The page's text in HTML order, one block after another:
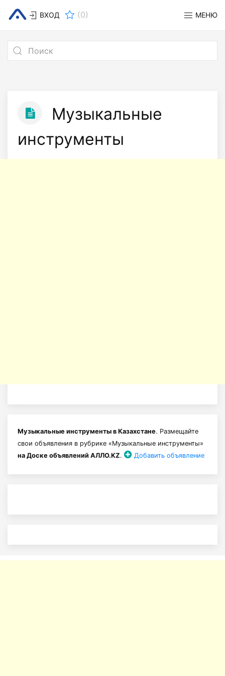
ВХОД (0) МЕНЮ
Музыкальные
инструменты
Музыкальные инструменты в Казахстане. Размещайте
свои объявления в рубрике «Музыкальные инструменты»
на Доске объявлений АЛЛО.KZ. Добавить объявление